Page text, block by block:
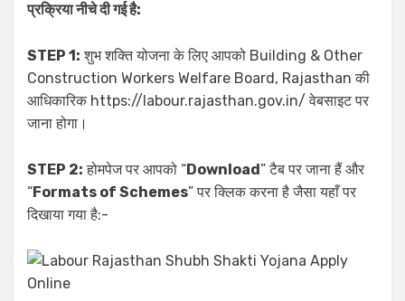
प्रक्रिया नीचे दी गई है:
STEP 1: शुभ शक्ति योजना के लिए आपको Building & Other
Construction Workers Welfare Board, Rajasthan की
आधिकारिक https://labour.rajasthan.gov.in/ वेबसाइट पर
जाना होगा।
STEP 2: होमपेज पर आपको “Download” टैब पर जाना हैं और
“Formats of Schemes” पर क्लिक करना है जैसा यहाँ पर
दिखाया गया है:-